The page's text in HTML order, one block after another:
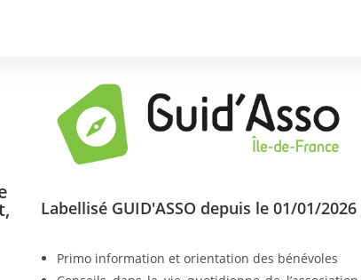
Labellisé GUID'ASSO depuis le 01/01/2026
Primo information et orientation des bénévoles